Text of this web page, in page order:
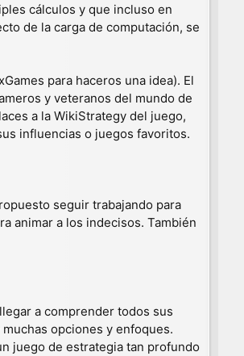
cálculos y que incluso en
de la carga de computación, se
para haceros una idea). El
y veteranos del mundo de
a la WikiStrategy del juego,
influencias o juegos favoritos.
seguir trabajando para
animar a los indecisos. También
a comprender todos sus
opciones y enfoques.
juego de estrategia tan profundo